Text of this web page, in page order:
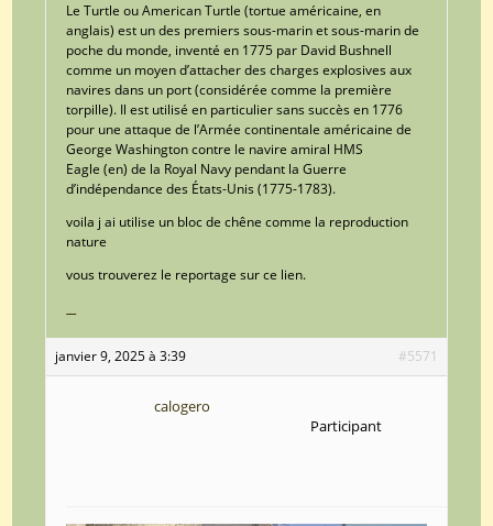
Le Turtle ou American Turtle (tortue américaine, en
anglais) est un des premiers sous-marin et sous-marin de
poche du monde, inventé en 1775 par David Bushnell
comme un moyen d’attacher des charges explosives aux
navires dans un port (considérée comme la première
torpille). Il est utilisé en particulier sans succès en 1776
pour une attaque de l’Armée continentale américaine de
George Washington contre le navire amiral HMS
Eagle (en) de la Royal Navy pendant la Guerre
d’indépendance des États-Unis (1775-1783).
voila j ai utilise un bloc de chêne comme la reproduction
nature
vous trouverez le reportage sur ce lien.
janvier 9, 2025 à 3:39 #5571
calogero
Participant